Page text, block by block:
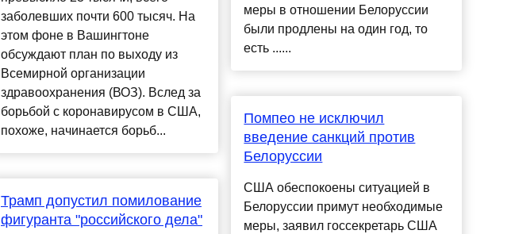
заболевших почти 600 тысяч. На
этом фоне в Вашингтоне
обсуждают план по выходу из
Всемирной организации
здравоохранения (ВОЗ). Вслед за
борьбой с коронавирусом в США,
похоже, начинается борьб...
Трамп допустил помилование
фигуранта "российского дела"
меры в отношении Белоруссии
были продлены на один год, то
есть ......
Помпео не исключил
введение санкций против
Белоруссии
США обеспокоены ситуацией в
Белоруссии примут необходимые
меры, заявил госсекретарь США